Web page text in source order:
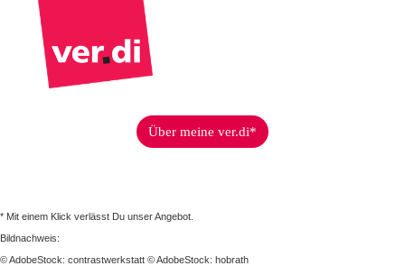
Über meine ver.di*
* Mit einem Klick verlässt Du unser Angebot.
Bildnachweis:
© AdobeStock: contrastwerkstatt © AdobeStock: hobrath